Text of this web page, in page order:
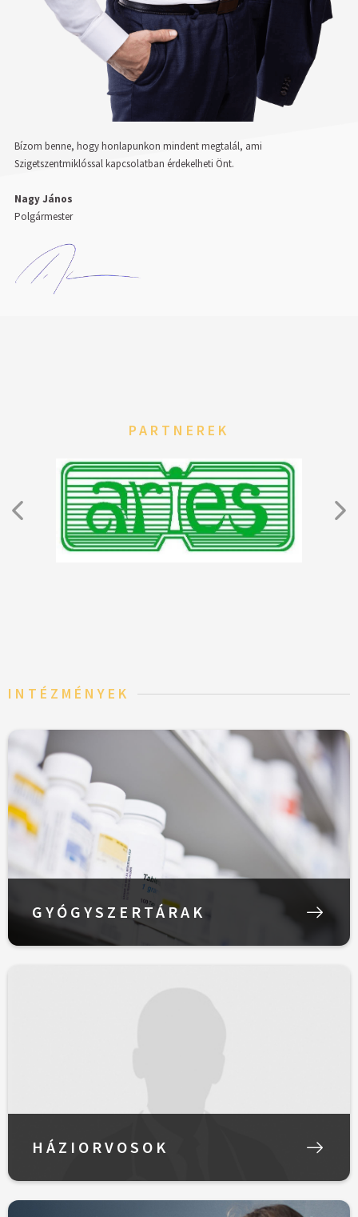
Bízom benne, hogy honlapunkon mindent megtalál, ami
Szigetszentmiklóssal kapcsolatban érdekelheti Önt.
Nagy János
Polgármester
PARTNEREK
INTÉZMÉNYEK
GYÓGYSZERTÁRAK
HÁZIORVOSOK